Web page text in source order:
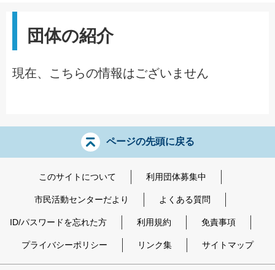
団体の紹介
現在、こちらの情報はございません
ページの先頭に戻る
このサイトについて 利用団体募集中
市民活動センターだより よくある質問
ID/パスワードを忘れた方 利用規約 免責事項
プライバシーポリシー リンク集 サイトマップ